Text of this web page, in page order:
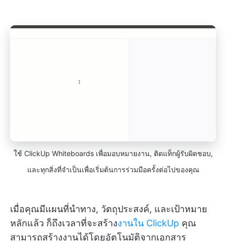
ใช้ ClickUp Whiteboards เพื่อมอบหมายงาน, ติดแท็กผู้รับผิดชอบ,
และทุกสิ่งที่จำเป็นเพื่อเริ่มต้นการร่วมมือครั้งต่อไปของคุณ
เมื่อคุณมีแผนที่นำทาง, วัตถุประสงค์, และเป้าหมาย
หลักแล้ว ก็ถึงเวลาที่จะสร้างงานใน ClickUp คุณ
สามารถสร้างงานได้โดยอัตโนมัติจากเอกสาร